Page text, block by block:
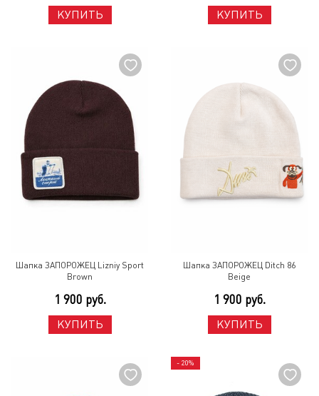
КУПИТЬ КУПИТЬ
Шапка ЗАПОРОЖЕЦ Lizniy Sport
Brown
1 900 руб.
КУПИТЬ
Шапка ЗАПОРОЖЕЦ Ditch 86
Beige
1 900 руб.
КУПИТЬ
- 20%